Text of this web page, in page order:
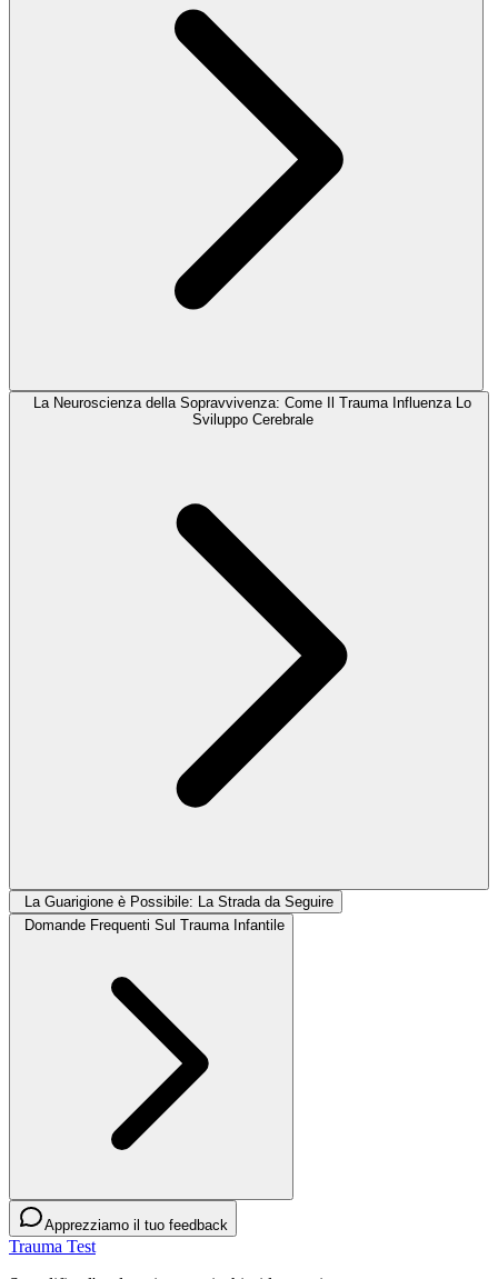
La Neuroscienza della Sopravvivenza: Come Il Trauma Influenza Lo
Sviluppo Cerebrale
La Guarigione è Possibile: La Strada da Seguire
Domande Frequenti Sul Trauma Infantile
Apprezziamo il tuo feedback
Trauma Test